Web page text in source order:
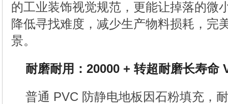
的工业装饰视觉规范，更能让掉落的微
降低寻找难度，减少生产物料损耗，完
景。
耐磨耐用：20000 + 转超耐磨长寿命
普通 PVC 防静电地板因石粉填充，